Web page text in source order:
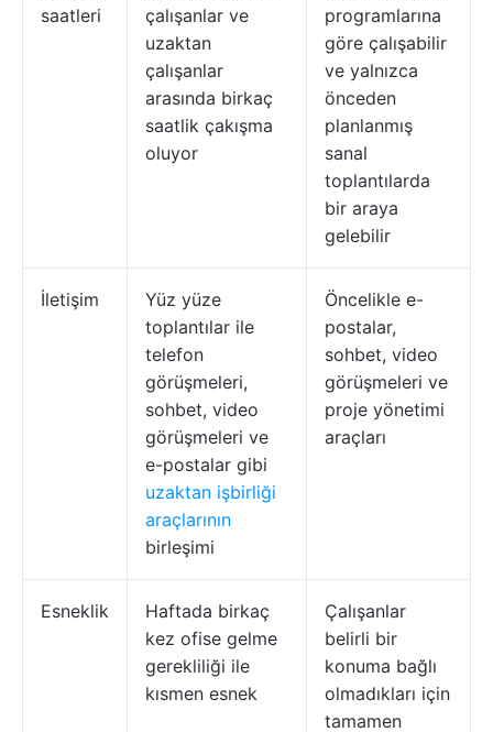
saatleri
çalışanlar ve
uzaktan
çalışanlar
arasında birkaç
saatlik çakışma
oluyor
programlarına
göre çalışabilir
ve yalnızca
önceden
planlanmış
sanal
toplantılarda
bir araya
gelebilir
İletişim
Yüz yüze
toplantılar ile
telefon
görüşmeleri,
sohbet, video
görüşmeleri ve
e-postalar gibi
uzaktan işbirliği
araçlarının
birleşimi
Öncelikle e-
postalar,
sohbet, video
görüşmeleri ve
proje yönetimi
araçları
Esneklik
Haftada birkaç
kez ofise gelme
gerekliliği ile
kısmen esnek
Çalışanlar
belirli bir
konuma bağlı
olmadıkları için
tamamen